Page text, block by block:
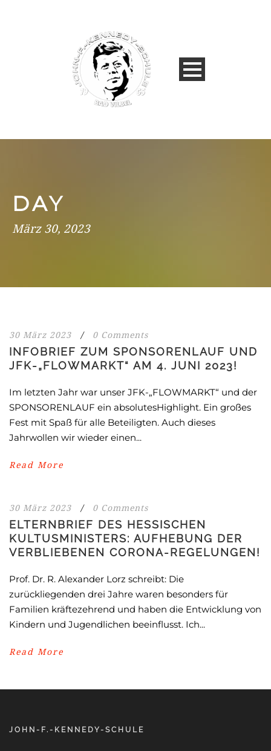
DAY
März 30, 2023
30 März 2023 / 0 Comments
INFOBRIEF ZUM SPONSORENLAUF UND
JFK-„FLOWMARKT“ AM 4. JUNI 2023!
Im letzten Jahr war unser JFK-„FLOWMARKT“ und der
SPONSORENLAUF ein absolutesHighlight. Ein großes
Fest mit Spaß für alle Beteiligten. Auch dieses
Jahrwollen wir wieder einen...
Read More
30 März 2023 / 0 Comments
ELTERNBRIEF DES HESSISCHEN
KULTUSMINISTERS: AUFHEBUNG DER
VERBLIEBENEN CORONA-REGELUNGEN!
Prof. Dr. R. Alexander Lorz schreibt: Die
zurückliegenden drei Jahre waren besonders für
Familien kräftezehrend und haben die Entwicklung von
Kindern und Jugendlichen beeinflusst. Ich...
Read More
JOHN-F.-KENNEDY-SCHULE